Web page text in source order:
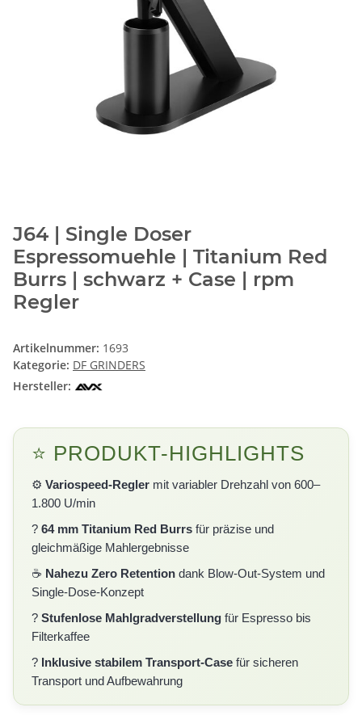
J64 | Single Doser
Espressomuehle | Titanium Red
Burrs | schwarz + Case | rpm
Regler
Artikelnummer: 1693
Kategorie: DF GRINDERS
Hersteller:
⭐ PRODUKT-HIGHLIGHTS
⚙️ Variospeed-Regler mit variabler Drehzahl von 600–
1.800 U/min
? 64 mm Titanium Red Burrs für präzise und
gleichmäßige Mahlergebnisse
☕ Nahezu Zero Retention dank Blow-Out-System und
Single-Dose-Konzept
? Stufenlose Mahlgradverstellung für Espresso bis
Filterkaffee
? Inklusive stabilem Transport-Case für sicheren
Transport und Aufbewahrung